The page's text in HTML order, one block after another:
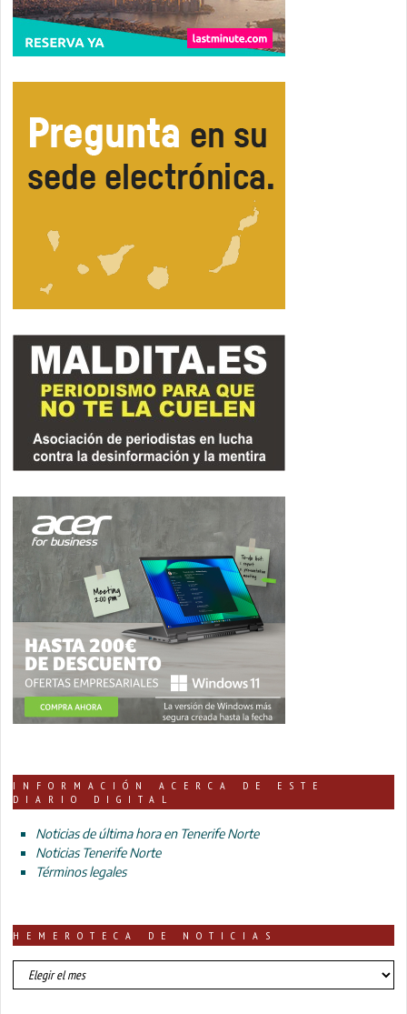
INFORMACIÓN ACERCA DE ESTE
DIARIO DIGITAL
Noticias de última hora en Tenerife Norte
Noticias Tenerife Norte
Términos legales
HEMEROTECA DE NOTICIAS
HEMEROTECA
DE